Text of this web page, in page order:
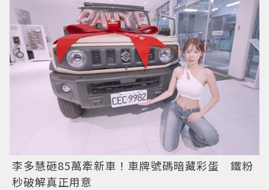
李多慧砸85萬牽新車！車牌號碼暗藏彩蛋 鐵粉
秒破解真正用意